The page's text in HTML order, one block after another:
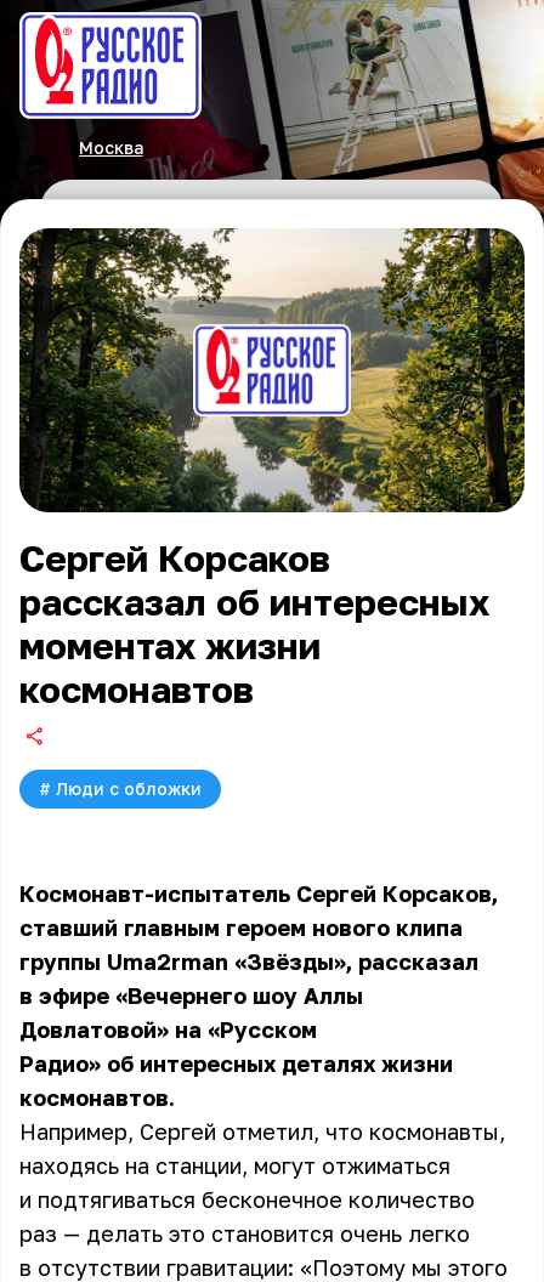
Москва
Сергей Корсаков
рассказал об интересных
моментах жизни
космонавтов
# Люди с обложки
Космонавт-испытатель Сергей Корсаков,
ставший главным героем нового клипа
группы Uma2rman «Звёзды», рассказал
в эфире «Вечернего шоу Аллы
Довлатовой» на «Русском
Радио» об интересных деталях жизни
космонавтов.
Например, Сергей отметил, что космонавты,
находясь на станции, могут отжиматься
и подтягиваться бесконечное количество
раз — делать это становится очень легко
в отсутствии гравитации: «Поэтому мы этого